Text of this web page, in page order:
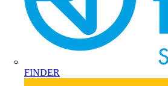
FINDER